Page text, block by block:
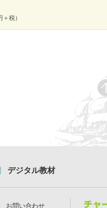
税）
デジタル教材
お問い合わせ